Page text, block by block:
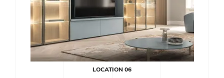
LOCATION 06